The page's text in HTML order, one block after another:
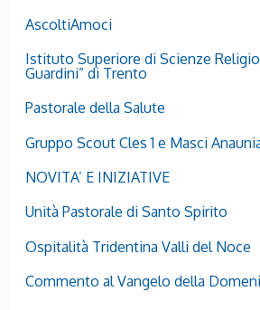
AscoltiAmoci
Istituto Superiore di Scienze
Guardini” di Trento
Pastorale della Salute
Gruppo Scout Cles 1 e Masci
NOVITA’ E INIZIATIVE
Unità Pastorale di Santo Spirito
Ospitalità Tridentina Valli del Noce
Commento al Vangelo della